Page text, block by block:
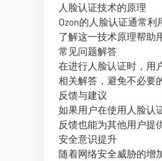
人脸认证技术的原理
Ozon的人脸认证通常
了解这一技术原理帮助
常见问题解答
在进行人脸认证时，用
相关解答，避免不必要
反馈与建议
如果用户在使用人脸认
反馈也能为其他用户提
安全意识提升
随着网络安全威胁的增